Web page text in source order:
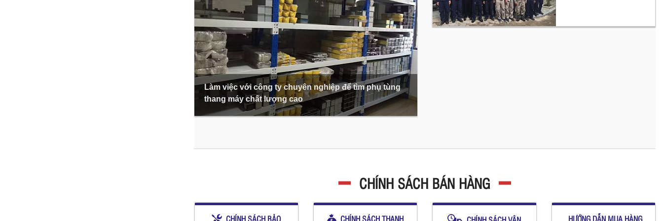
Làm việc với công ty chuyên nghiệp để tìm phụ tùng
thang máy chất lượng cao
CHÍNH SÁCH BÁN HÀNG
CHÍNH SÁCH BẢO CHÍNH SÁCH THANH HƯỚNG DẪN MUA HÀNG